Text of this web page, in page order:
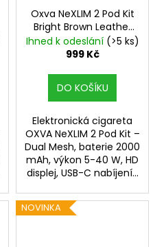
Oxva NeXLIM 2 Pod Kit
Bright Brown Leather
2000mAh
Ihned k odeslání (>5 ks)
999 Kč
DO KOŠÍKU
Elektronická cigareta
OXVA NeXLIM 2 Pod Kit –
Dual Mesh, baterie 2000
mAh, výkon 5-40 W, HD
displej, USB-C nabíjení...
NOVINKA